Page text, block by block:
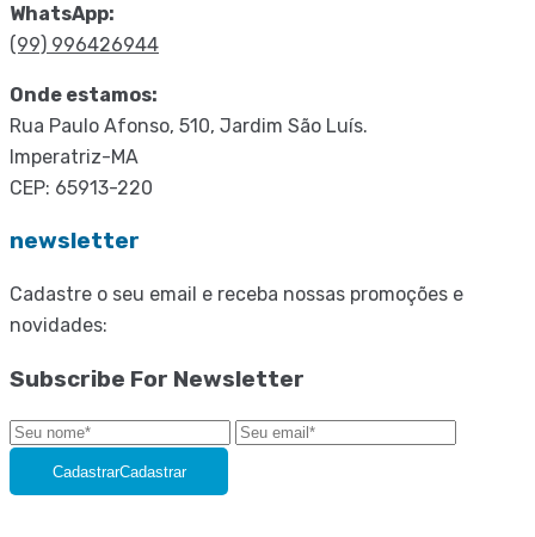
WhatsApp:
(99) 996426944
Onde estamos:
Rua Paulo Afonso, 510, Jardim São Luís.
Imperatriz-MA
CEP: 65913-220
newsletter
Cadastre o seu email e receba nossas promoções e
novidades:
Subscribe For Newsletter
CadastrarCadastrar